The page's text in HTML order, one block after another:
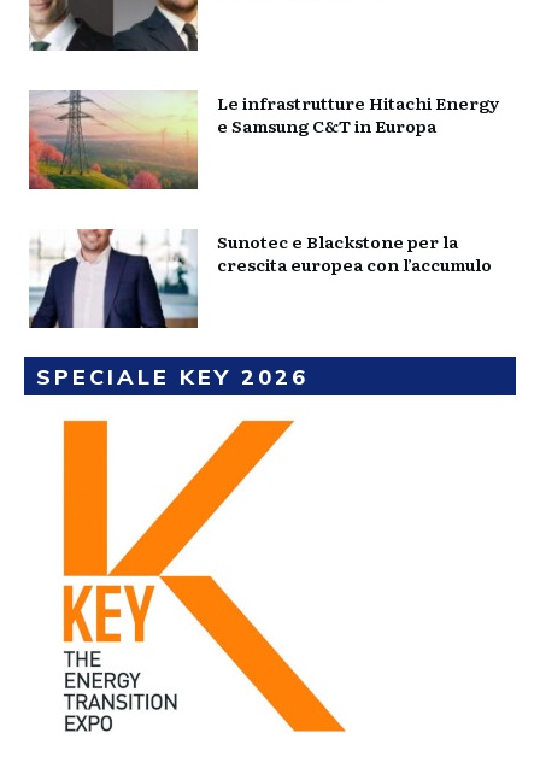
Le infrastrutture Hitachi Energy
e Samsung C&T in Europa
Sunotec e Blackstone per la
crescita europea con l’accumulo
SPECIALE KEY 2026